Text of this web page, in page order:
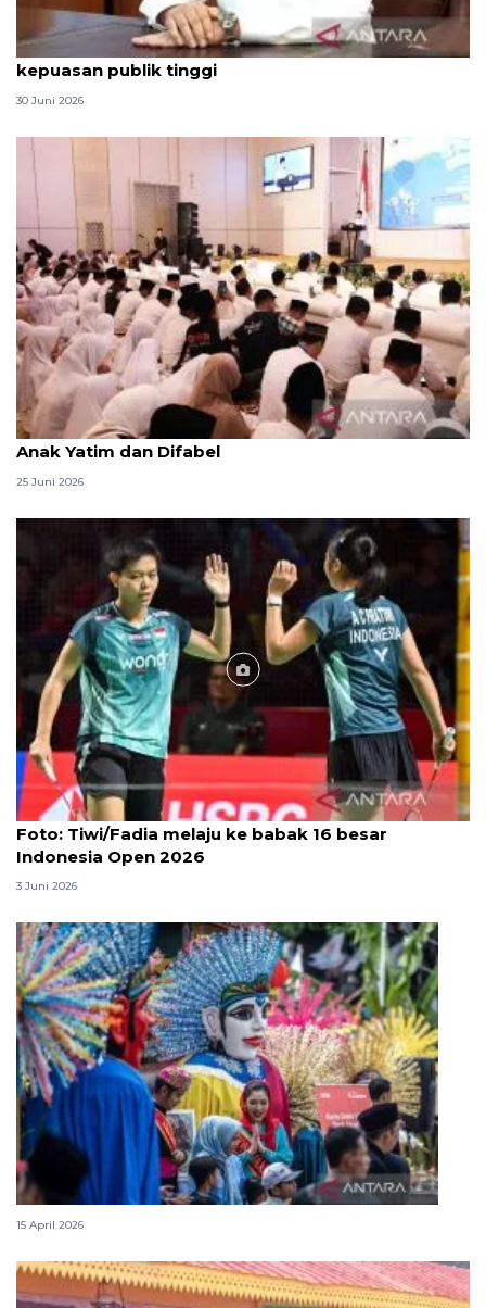
Qodari: Pemerintah tak puas diri meski tingkat
kepuasan publik tinggi
30 Juni 2026
Menag jadikan setiap 10 Muharam sebagai Lebaran
Anak Yatim dan Difabel
25 Juni 2026
Foto
Foto: Tiwi/Fadia melaju ke babak 16 besar
Indonesia Open 2026
3 Juni 2026
Lebaran Betawi, harmoni tradisi dan kota global
15 April 2026